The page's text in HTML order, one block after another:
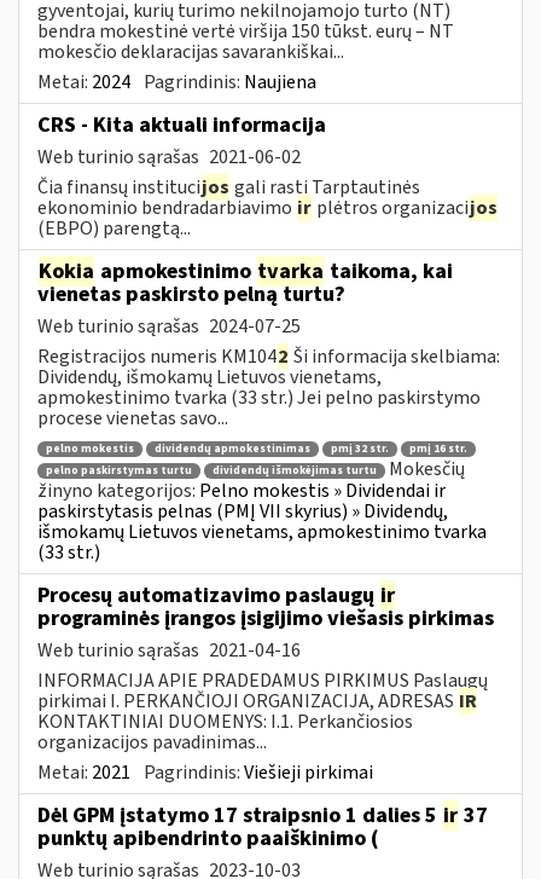
gyventojai, kurių turimo nekilnojamojo turto (NT)
bendra mokestinė vertė viršija 150 tūkst. eurų – NT
mokesčio deklaracijas savarankiškai...
Metai: 2024 Pagrindinis: Naujiena
CRS - Kita aktuali informacija
Web turinio sąrašas 2021-06-02
Čia finansų institucijos gali rasti Tarptautinės
ekonominio bendradarbiavimo ir plėtros organizacijos
(EBPO) parengtą...
Kokia apmokestinimo tvarka taikoma, kai
vienetas paskirsto pelną turtu?
Web turinio sąrašas 2024-07-25
Registracijos numeris KM1042 Ši informacija skelbiama:
Dividendų, išmokamų Lietuvos vienetams,
apmokestinimo tvarka (33 str.) Jei pelno paskirstymo
procese vienetas savo...
pelno mokestis dividendų apmokestinimas pmį 32 str.
pmį 16 str.
pelno paskirstymas turtu
dividendų išmokėjimas turtu
Mokesčių
žinyno kategorijos: Pelno mokestis » Dividendai ir
paskirstytasis pelnas (PMĮ VII skyrius) » Dividendų,
išmokamų Lietuvos vienetams, apmokestinimo tvarka
(33 str.)
Procesų automatizavimo paslaugų ir
programinės įrangos įsigijimo viešasis pirkimas
Web turinio sąrašas 2021-04-16
INFORMACIJA APIE PRADEDAMUS PIRKIMUS Paslaugų
pirkimai I. PERKANČIOJI ORGANIZACIJA, ADRESAS IR
KONTAKTINIAI DUOMENYS: I.1. Perkančiosios
organizacijos pavadinimas...
Metai: 2021 Pagrindinis:Viešieji pirkimai
Dėl GPM įstatymo 17 straipsnio 1 dalies 5 ir 37
punktų apibendrinto paaiškinimo (
Web turinio sąrašas 2023-10-03